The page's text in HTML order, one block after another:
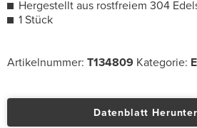
Hergestellt aus rostfreiem 304
1 Stück
Artikelnummer: T134809 Kategorie:
Datenblatt